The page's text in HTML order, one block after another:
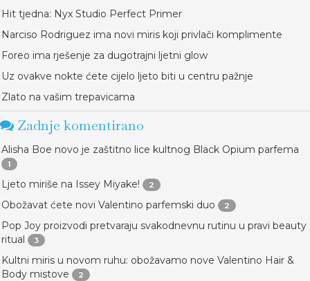
Hit tjedna: Nyx Studio Perfect Primer
Narciso Rodriguez ima novi miris koji privlači komplimente
Foreo ima rješenje za dugotrajni ljetni glow
Uz ovakve nokte ćete cijelo ljeto biti u centru pažnje
Zlato na vašim trepavicama
Zadnje komentirano
Alisha Boe novo je zaštitno lice kultnog Black Opium parfema
1
Ljeto miriše na Issey Miyake! 2
Obožavat ćete novi Valentino parfemski duo 2
Pop Joy proizvodi pretvaraju svakodnevnu rutinu u pravi beauty
ritual
3
Kultni miris u novom ruhu: obožavamo nove Valentino Hair &
Body mistove
2